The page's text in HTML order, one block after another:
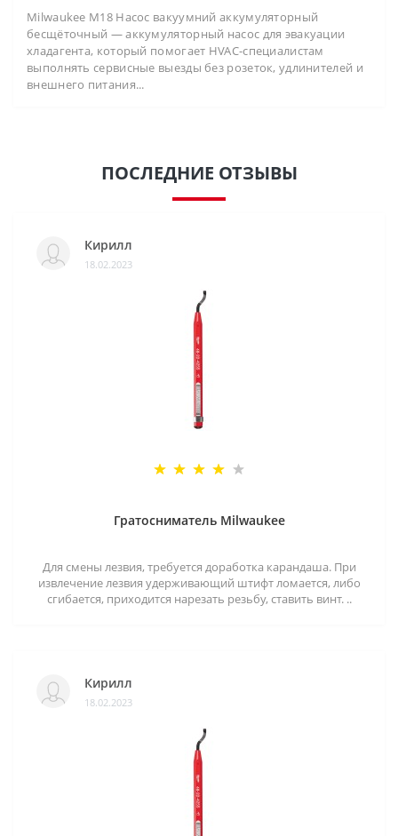
Milwaukee M18 Насос вакуумний аккумуляторный
бесщёточный — аккумуляторный насос для эвакуации
хладагента, который помогает HVAC-специалистам
выполнять сервисные выезды без розеток, удлинителей и
внешнего питания...
ПОСЛЕДНИЕ ОТЗЫВЫ
Кирилл
18.02.2023
Гратосниматель Milwaukee
Для смены лезвия, требуется доработка карандаша. При
извлечение лезвия удерживающий штифт ломается, либо
сгибается, приходится нарезать резьбу, ставить винт. ..
Кирилл
18.02.2023